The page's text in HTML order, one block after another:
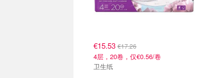
€15.53 €17.26
4层，20卷，仅€0.56/卷
卫生纸